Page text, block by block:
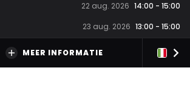
22 aug. 2026 14:00 - 15:00
23 aug. 2026 13:00 - 15:00
MEER INFORMATIE